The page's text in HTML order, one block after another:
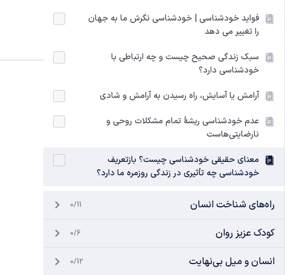
فواید خودشناسی | خودشناسی نگرش ما به جهان
را تغییر می دهد
سبک زندگی صحیح چیست و چه ارتباطی با
خودشناسی دارد؟
آرامش یا آسایش، راه رسیدن به آرامش و شادی
عدم خودشناسی ریشۀ تمام مشکلات روحی و
نارضایتی‌هاست
معنای حقیقی خودشناسی چیست؟ بازتعریف
خودشناسی چه تأثیری در زندگی روزمره ما دارد؟
راه‌های شناخت انسان 0/11
کودک عزیز روان 0/6
انسان و میل بی‌نهایت 0/12